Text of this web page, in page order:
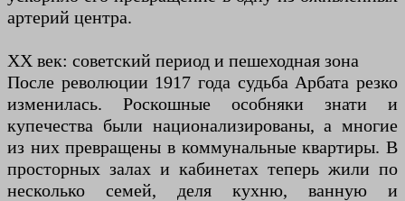
артерий центра.
XX век: советский период и пешеходная зона
После революции 1917 года судьба Арбата резко
изменилась. Роскошные особняки знати и
купечества были национализированы, а многие
из них превращены в коммунальные квартиры. В
просторных залах и кабинетах теперь жили по
несколько семей, деля кухню, ванную и